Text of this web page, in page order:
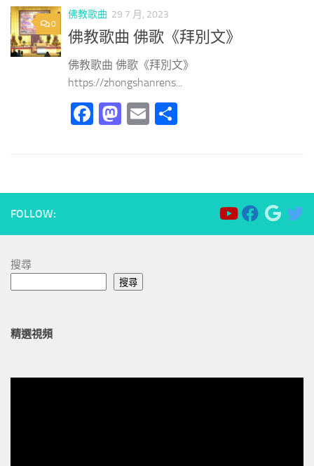
0
佛教歌曲 29 7 月, 2023
佛教歌曲 佛歌《拜別文》
佛教歌曲 佛歌《拜別文》
https://zhongshanrens...
Facebook
Mastodon
Email
FOLLOW:
搜尋
搜尋
精選視頻